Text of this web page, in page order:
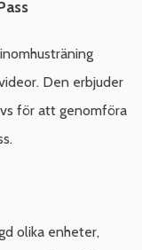
Den erbjuder
för att genomföra
olika enheter,